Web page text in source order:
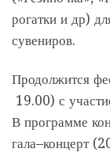
рогатки и др)
сувениров.
Продолжится
19.00) с
В программе
гала–концерт